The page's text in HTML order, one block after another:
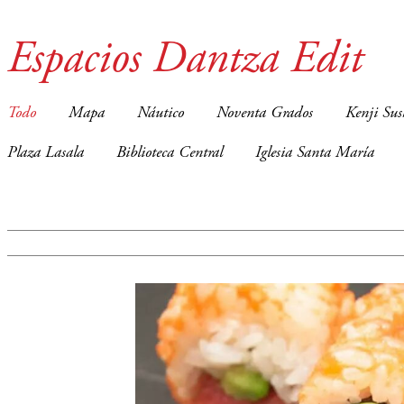
Espacios Dantza Edit
Todo Mapa Náutico Noventa Grados Kenji
Plaza Lasala Biblioteca Central Iglesia Santa María